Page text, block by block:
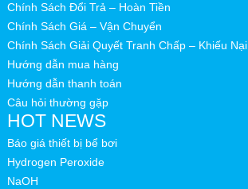
Chính Sách Đổi Trả – Hoàn Tiền
Chính Sách Giá – Vận Chuyển
Chính Sách Giải Quyết Tranh Chấp – Khiếu Nại
Hướng dẫn mua hàng
Hướng dẫn thanh toán
Câu hỏi thường gặp
HOT NEWS
Báo giá thiết bị bể bơi
Hydrogen Peroxide
NaOH